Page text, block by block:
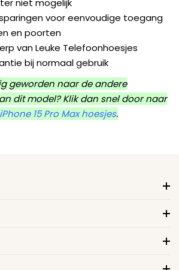
niet mogelijk
voor eenvoudige toegang
en poorten
van Leuke Telefoonhoesjes
bij normaal gebruik
geworden naar de andere
dit model? Klik dan snel door naar
15 Pro Max hoesjes.